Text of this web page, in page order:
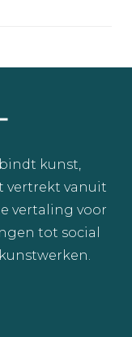
kunst,
vertrekt vanuit
vertaling voor
tot social